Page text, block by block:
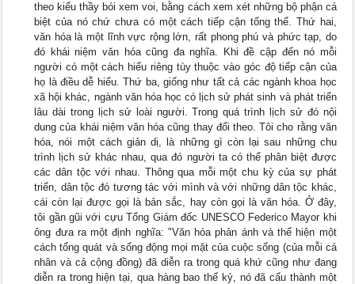
theo kiểu thầy bói xem voi, bằng cách xem xét những bộ phận cá
biệt của nó chứ chưa có một cách tiếp cận tổng thể. Thứ hai,
văn hóa là một lĩnh vực rộng lớn, rất phong phú và phức tạp, do
đó khái niệm văn hóa cũng đa nghĩa. Khi đề cập đến nó mỗi
người có một cách hiểu riêng tùy thuộc vào góc độ tiếp cận của
họ là điều dễ hiểu. Thứ ba, giống như tất cả các ngành khoa học
xã hội khác, ngành văn hóa học có lịch sử phát sinh và phát triển
lâu dài trong lịch sử loài người. Trong quá trình lịch sử đó nội
dung của khái niệm văn hóa cũng thay đổi theo. Tôi cho rằng văn
hóa, nói một cách giản dị, là những gì còn lại sau những chu
trình lịch sử khác nhau, qua đó người ta có thể phân biệt được
các dân tộc với nhau. Thông qua mỗi một chu kỳ của sự phát
triển, dân tộc đó tương tác với mình và với những dân tộc khác,
cái còn lại được gọi là bản sắc, hay còn gọi là văn hóa. Ở đây,
tôi gần gũi với cựu Tổng Giám đốc UNESCO Federico Mayor khi
ông đưa ra một định nghĩa: "Văn hóa phản ánh và thể hiện một
cách tổng quát và sống động mọi mặt của cuộc sống (của mỗi cá
nhân và cả cộng đồng) đã diễn ra trong quá khứ cũng như đang
diễn ra trong hiện tại, qua hàng bao thế kỷ, nó đã cấu thành một